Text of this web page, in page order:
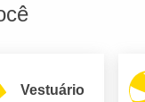
Vestuário